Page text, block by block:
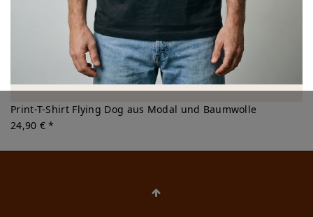
Print-T-Shirt Flying Dog aus Modal und Baumwolle
24,90 € *